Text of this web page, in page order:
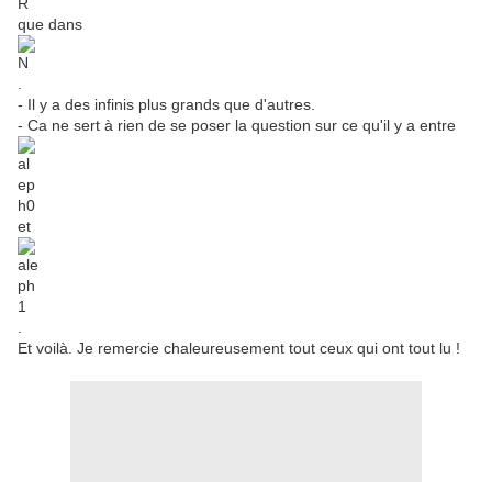
que dans
- Il y a des infinis plus grands que d'autres.
- Ca ne sert à rien de se poser la question sur ce qu'il y a entre
et
Et voilà. Je remercie chaleureusement tout ceux qui ont tout lu !